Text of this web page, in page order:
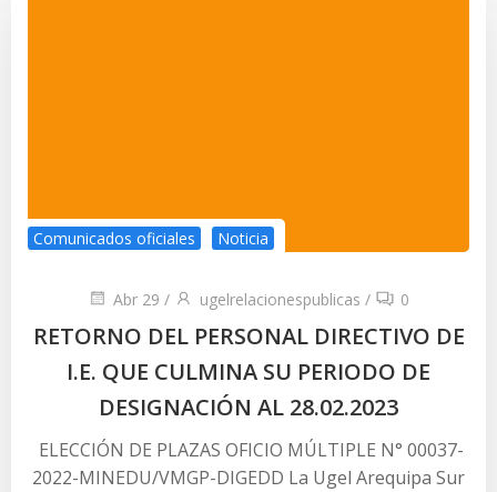
Comunicados oficiales Noticia
Abr 29 / ugelrelacionespublicas / 0
RETORNO DEL PERSONAL DIRECTIVO DE
I.E. QUE CULMINA SU PERIODO DE
DESIGNACIÓN AL 28.02.2023
ELECCIÓN DE PLAZAS OFICIO MÚLTIPLE N° 00037-
2022-MINEDU/VMGP-DIGEDD La Ugel Arequipa Sur